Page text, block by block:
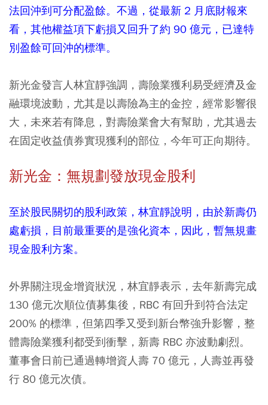
法回沖到可分配盈餘。不過，從最新 2 月底財報來
看，其他權益項下虧損又回升了約 90 億元，已達特
別盈餘可回沖的標準。
新光金發言人林宜靜強調，壽險業獲利易受經濟及金
融環境波動，尤其是以壽險為主的金控，經常影響很
大，未來若有降息，對壽險業會大有幫助，尤其過去
在固定收益債券實現獲利的部位，今年可正向期待。
新光金：無規劃發放現金股利
至於股民關切的股利政策，林宜靜說明，由於新壽仍
處虧損，目前最重要的是強化資本，因此，暫無規畫
現金股利方案。
外界關注現金增資狀況，林宜靜表示，去年新壽完成
130 億元次順位債募集後，RBC 有回升到符合法定
200% 的標準，但第四季又受到新台幣強升影響，整
體壽險業獲利都受到衝擊，新壽 RBC 亦波動劇烈。
董事會日前已通過轉增資人壽 70 億元，人壽並再發
行 80 億元次債。